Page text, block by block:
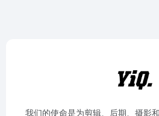
我们的使命是为剪辑、后期、摄影